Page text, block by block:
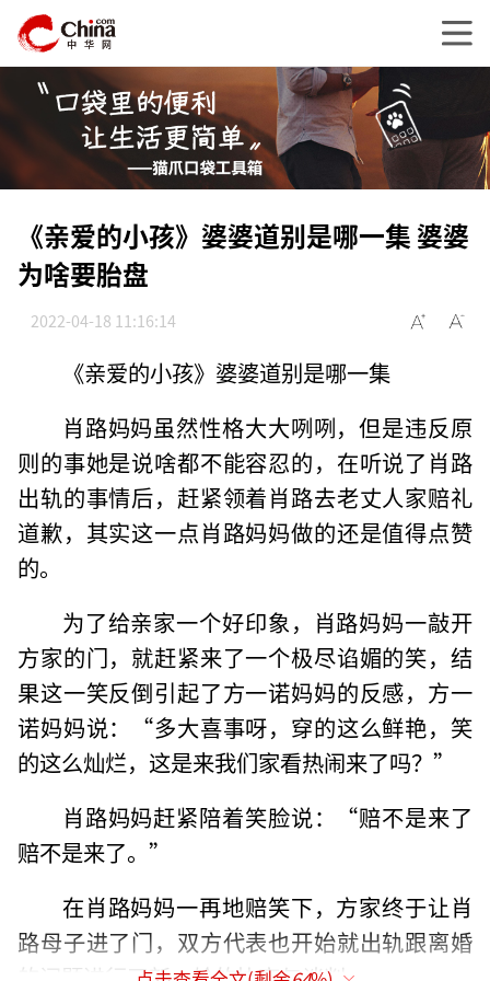
《亲爱的小孩》婆婆道别是哪一集 婆婆
为啥要胎盘
2022-04-18 11:16:14
《亲爱的小孩》婆婆道别是哪一集
肖路妈妈虽然性格大大咧咧，但是违反原
则的事她是说啥都不能容忍的，在听说了肖路
出轨的事情后，赶紧领着肖路去老丈人家赔礼
道歉，其实这一点肖路妈妈做的还是值得点赞
的。
为了给亲家一个好印象，肖路妈妈一敲开
方家的门，就赶紧来了一个极尽谄媚的笑，结
果这一笑反倒引起了方一诺妈妈的反感，方一
诺妈妈说：“多大喜事呀，穿的这么鲜艳，笑
的这么灿烂，这是来我们家看热闹来了吗？”
肖路妈妈赶紧陪着笑脸说：“赔不是来了
赔不是来了。”
在肖路妈妈一再地赔笑下，方家终于让肖
路母子进了门，双方代表也开始就出轨跟离婚